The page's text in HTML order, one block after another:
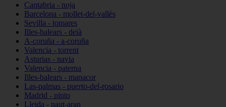
Cantabria - noja
Barcelona - mollet-del-vallès
Sevilla - tomares
Illes-balears - deià
A-coruña - a-coruña
Valencia - torrent
Asturias - navia
Valencia - paterna
Illes-balears - manacor
Las-palmas - puerto-del-rosario
Madrid - pinto
Lleida - naut-aran